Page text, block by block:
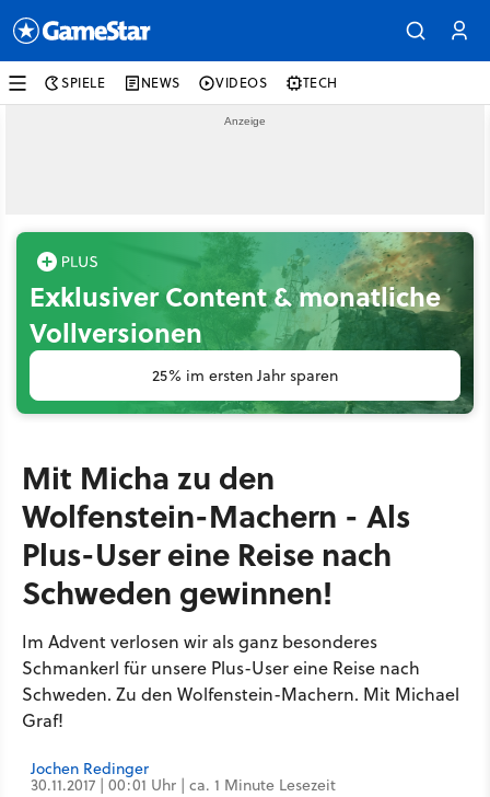
SPIELE NEWS VIDEOS TECH
Exklusiver Content & monatliche
Vollversionen
25% im ersten Jahr sparen
Mit Micha zu den
Wolfenstein-Machern - Als
Plus-User eine Reise nach
Schweden gewinnen!
Im Advent verlosen wir als ganz besonderes
Schmankerl für unsere Plus-User eine Reise nach
Schweden. Zu den Wolfenstein-Machern. Mit Michael
Graf!
Jochen Redinger
30.11.2017 | 00:01 Uhr | ca. 1 Minute Lesezeit